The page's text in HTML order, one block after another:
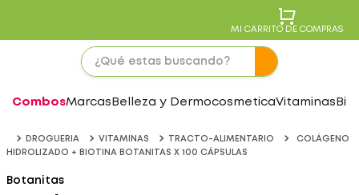
MI CARRITO DE COMPRAS
CombosMarcas Belleza y DermocosmeticaVitaminas
DROGUERIA VITAMINAS TRACTO-ALIMENTARIO
COLÁGENO
HIDROLIZADO + BIOTINA BOTANITAS X 100 CÁPSULAS
Botanitas